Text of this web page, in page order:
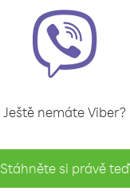
Ještě nemáte Viber?
Stáhněte si právě teď